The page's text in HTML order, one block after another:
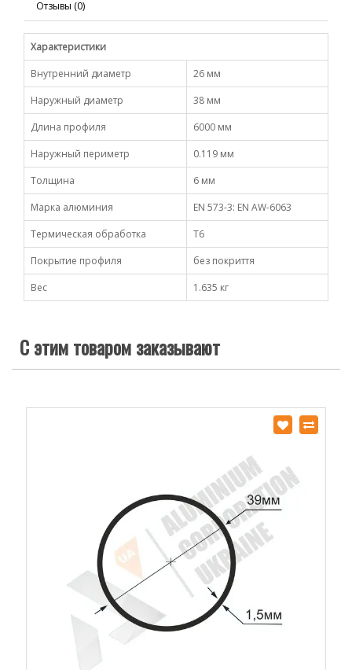
Отзывы (0)
Характеристики
Внутренний диаметр
26 мм
Наружный диаметр
38 мм
Длина профиля
6000 мм
Наружный периметр
0.119 мм
Толщина
6 мм
Марка алюминия
EN 573-3: EN AW-6063
Термическая обработка
Т6
Покрытие профиля
без покриття
Вес
1.635 кг
С этим товаром заказывают